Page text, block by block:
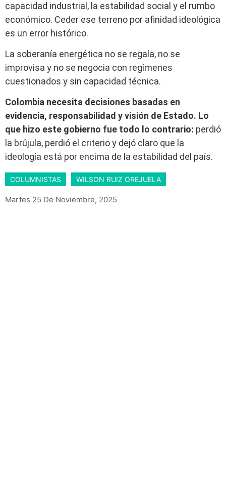
capacidad industrial, la estabilidad social y el rumbo
económico. Ceder ese terreno por afinidad ideológica
es un error histórico.
La soberanía energética no se regala, no se
improvisa y no se negocia con regímenes
cuestionados y sin capacidad técnica.
Colombia necesita decisiones basadas en
evidencia, responsabilidad y visión de Estado. Lo
que hizo este gobierno fue todo lo contrario: perdió
la brújula, perdió el criterio y dejó claro que la
ideología está por encima de la estabilidad del país.
COLUMNISTAS WILSON RUIZ OREJUELA
Martes 25 De Noviembre, 2025